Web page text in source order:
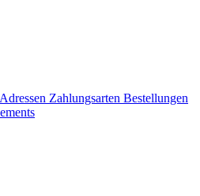
Adressen Zahlungsarten Bestellungen